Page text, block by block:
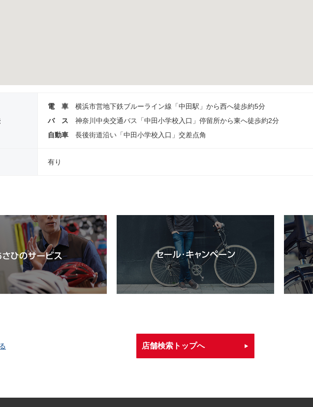
電 車
横浜市営地下鉄ブルーライン線「中田駅」から西へ徒歩約5分
バ ス
神奈川中央交通バス「中田小学校入口」停留所から東へ徒歩約2分
自動車
長後街道沿い「中田小学校入口」交差点角
有り
店舗検索トップへ